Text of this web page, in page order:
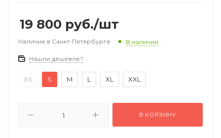
19 800 руб./шт
Наличие в Санкт-Петербурге В наличии
Нашли дешевле?
XS S M L XL XXL
В КОРЗИНУ